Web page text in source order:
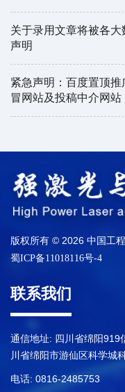
关于录用文章将被各大
声明
紧急声明：百度置顶推
冒网站及投稿中介网站
版权所有 © 2026 中国工
蜀ICP备11018116号-4
联系我们
通信地址: 四川省绵阳
川省绵阳市游仙区科学城
电话: 0816-2485753